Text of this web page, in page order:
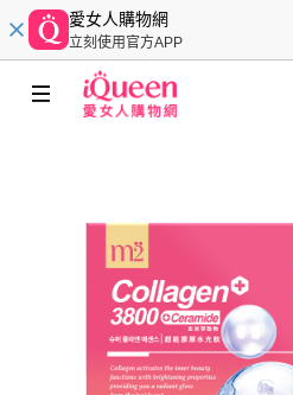
愛女人購物網
立刻使用官方APP